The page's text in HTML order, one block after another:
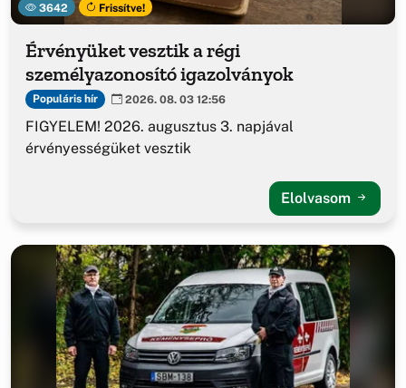
3642 Frissítve!
Érvényüket vesztik a régi
személyazonosító igazolványok
Populáris hír 2026. 08. 03 12:56
FIGYELEM! 2026. augusztus 3. napjával
érvényességüket vesztik
Elolvasom